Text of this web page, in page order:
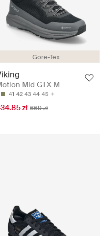
Gore-Tex
Mid GTX M
41 42 43 44 45
zł 669 zł